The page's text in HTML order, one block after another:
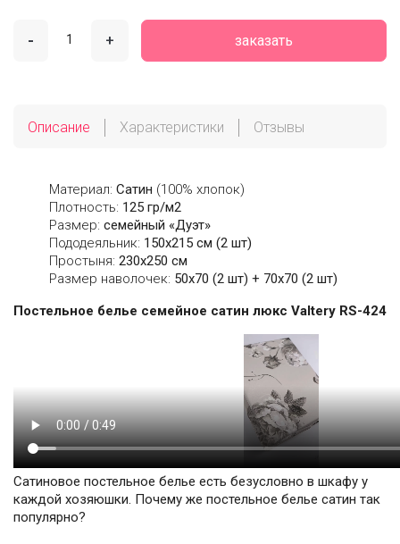
- + заказать
Описание Характеристики Отзывы
Материал: Сатин (100% хлопок)
Плотность: 125 гр/м2
Размер: семейный «Дуэт»
Пододеяльник: 150х215 см (2 шт)
Простыня: 230х250 см
Размер наволочек: 50x70 (2 шт) + 70x70 (2 шт)
Постельное белье семейное сатин люкс Valtery RS-424
Сатиновое постельное белье есть безусловно в шкафу у
каждой хозяюшки. Почему же постельное белье сатин так
популярно?